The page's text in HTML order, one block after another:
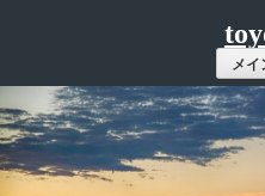
ツ
へ
ス
メ